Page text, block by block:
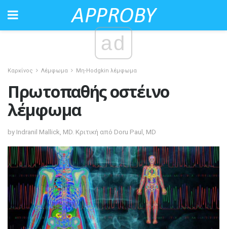
ad
Καρκίνος Λέμφωμα Μη-Hodgkin λέμφωμα
Πρωτοπαθής οστέινο
λέμφωμα
by Indranil Mallick, MD. Κριτική από Doru Paul, MD